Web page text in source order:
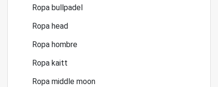
Ropa bullpadel
Ropa head
Ropa hombre
Ropa kaitt
Ropa middle moon